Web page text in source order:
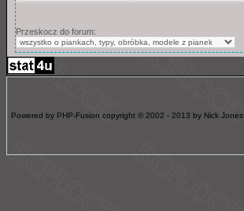
Przeskocz do forum:
Powered by PHP-Fusion copyright © 2002 - 2013 by Nick Jones.